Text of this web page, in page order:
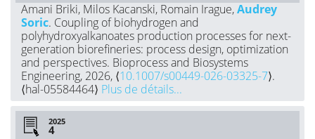
Amani Briki, Milos Kacanski, Romain Irague,Audrey
Soric. Coupling of biohydrogen and
polyhydroxyalkanoates production processes for next-
generation biorefineries: process design, optimization
and perspectives. Bioprocess and Biosystems
Engineering, 2026, ⟨10.1007/s00449-026-03325-7⟩.
⟨hal-05584464⟩ Plus de détails...
2025